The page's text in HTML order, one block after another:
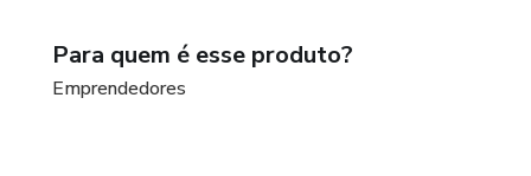
Para quem é esse produto?
Emprendedores